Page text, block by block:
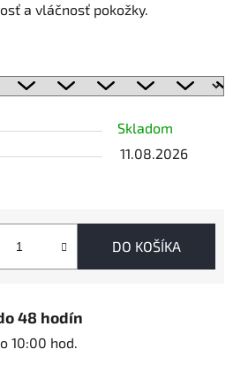
a vláčnosť pokožky.
Skladom
11.08.2026
DO KOŠÍKA
48 hodín
10:00 hod.